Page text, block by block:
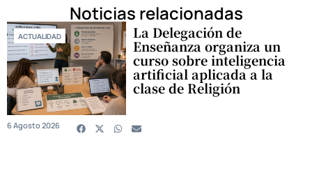
Noticias relacionadas
ACTUALIDAD La Delegación de
Enseñanza organiza un
curso sobre inteligencia
artificial aplicada a la
clase de Religión
6 Agosto 2026